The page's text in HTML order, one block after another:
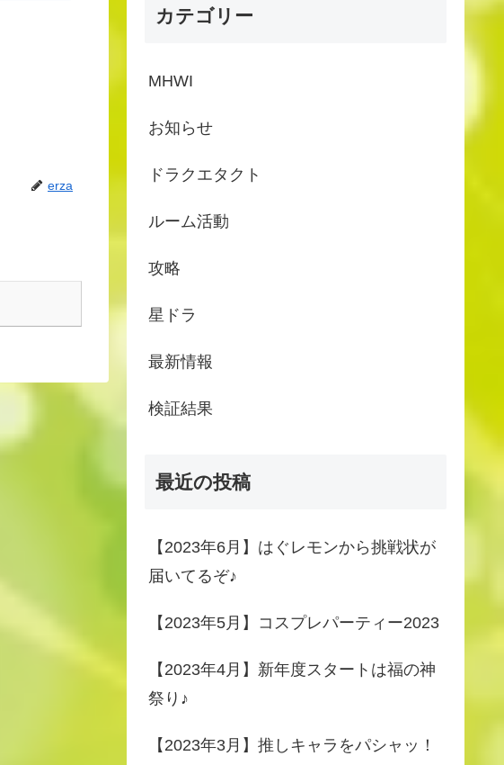
erza
カテゴリー
MHWI
お知らせ
ドラクエタクト
ルーム活動
攻略
星ドラ
最新情報
検証結果
最近の投稿
【2023年6月】はぐレモンから挑戦状が
届いてるぞ♪
【2023年5月】コスプレパーティー2023
【2023年4月】新年度スタートは福の神
祭り♪
【2023年3月】推しキャラをパシャッ！